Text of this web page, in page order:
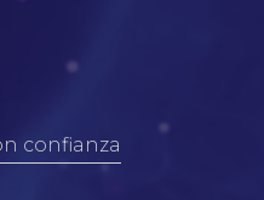
confianza